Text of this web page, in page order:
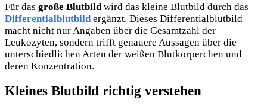
Für das große Blutbild wird das kleine Blutbild durch das
Differentialblutbild ergänzt. Dieses Differentialblutbild
macht nicht nur Angaben über die Gesamtzahl der
Leukozyten, sondern trifft genauere Aussagen über die
unterschiedlichen Arten der weißen Blutkörperchen und
deren Konzentration.
Kleines Blutbild richtig verstehen